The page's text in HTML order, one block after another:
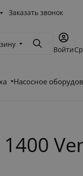
Заказать звонок
ПоискВойти
Насосное